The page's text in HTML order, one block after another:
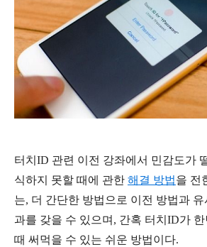
터치ID 관련 이전 강좌에서 민감도가
식하지 못할 때에 관한 해결 방법을 전
는, 더 간단한 방법으로 이전 방법과
과를 갖을 수 있으며, 간혹 터치ID가
때 써먹을 수 있는 쉬운 방법이다.